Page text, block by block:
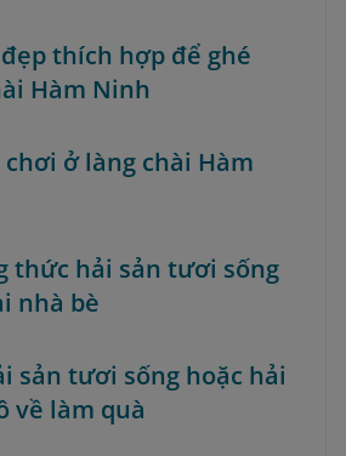
thích hợp để ghé
Hàm Ninh
chơi ở làng chài Hàm
thức hải sản tươi sống
nhà bè
sản tươi sống hoặc hải
về làm quà